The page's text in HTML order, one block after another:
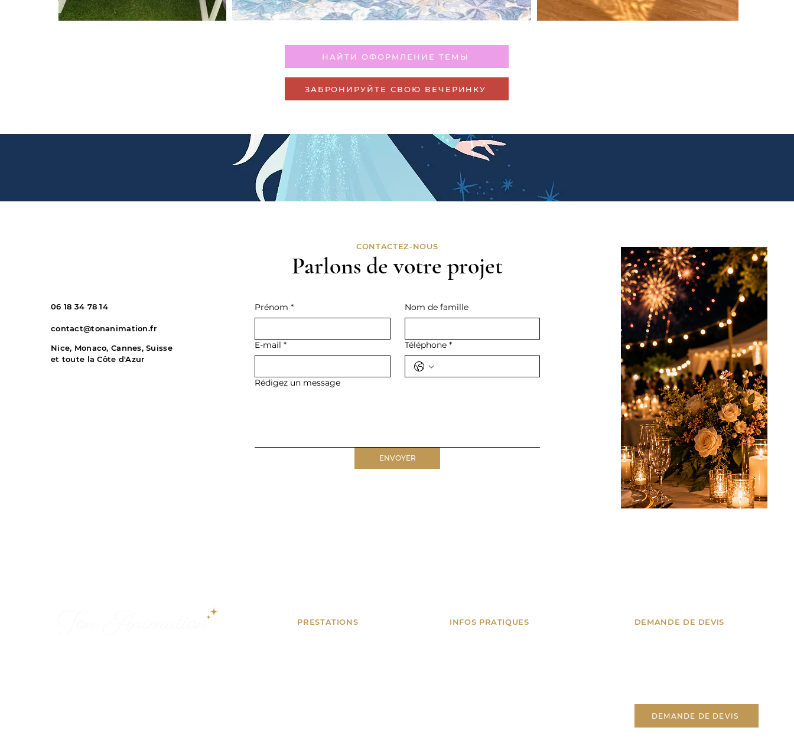
НАЙТИ ОФОРМЛЕНИЕ ТЕМЫ
ЗАБРОНИРУЙТЕ СВОЮ ВЕЧЕРИНКУ
06 18 34 78 14
contact@tonanimation.fr
Nice, Monaco, Cannes, Suisse
et toute la Côte d'Azur
CONTACTEZ-NOUS
Parlons de votre projet
Prénom * Nom de famille
E-mail * Téléphone *
Rédigez un message
ENVOYER
PRESTATIONS INFOS PRATIQUES DEMANDE DE DEVIS
DEMANDE DE DEVIS